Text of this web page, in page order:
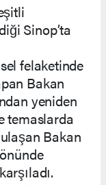
Sinop’ta
felaketinde
Bakan
yeniden
temaslarda
Bakan